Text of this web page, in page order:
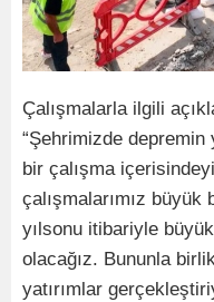
Çalışmalarla ilgili
“Şehrimizde depremin
bir çalışma
çalışmalarımız
yılsonu itibariyle
olacağız. Bununla
yatırımlar